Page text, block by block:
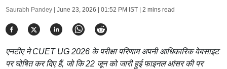
Saurabh Pandey | June 23, 2026 | 01:52 PM IST| 2 mins read
एनटीए ने CUET UG 2026 के परीक्षा परिणाम अपनी आधिकारिक वेबसाइट
पर घोषित कर दिए हैं, जो कि 22 जून को जारी हुई फाइनल आंसर की पर